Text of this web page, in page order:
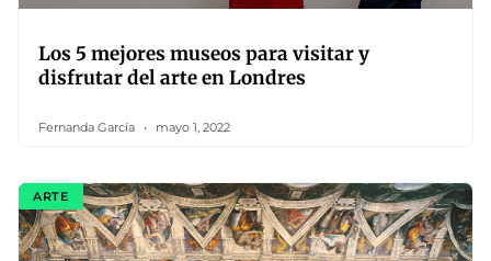
Los 5 mejores museos para visitar y
disfrutar del arte en Londres
Fernanda García mayo 1, 2022
ARTE